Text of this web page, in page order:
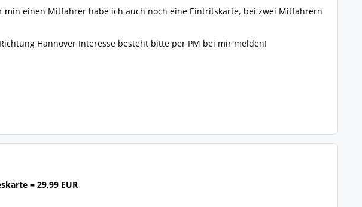
einen Mitfahrer habe ich auch noch eine Eintritskarte, bei zwei Mitfahrern
Hannover Interesse besteht bitte per PM bei mir melden!
= 29,99 EUR